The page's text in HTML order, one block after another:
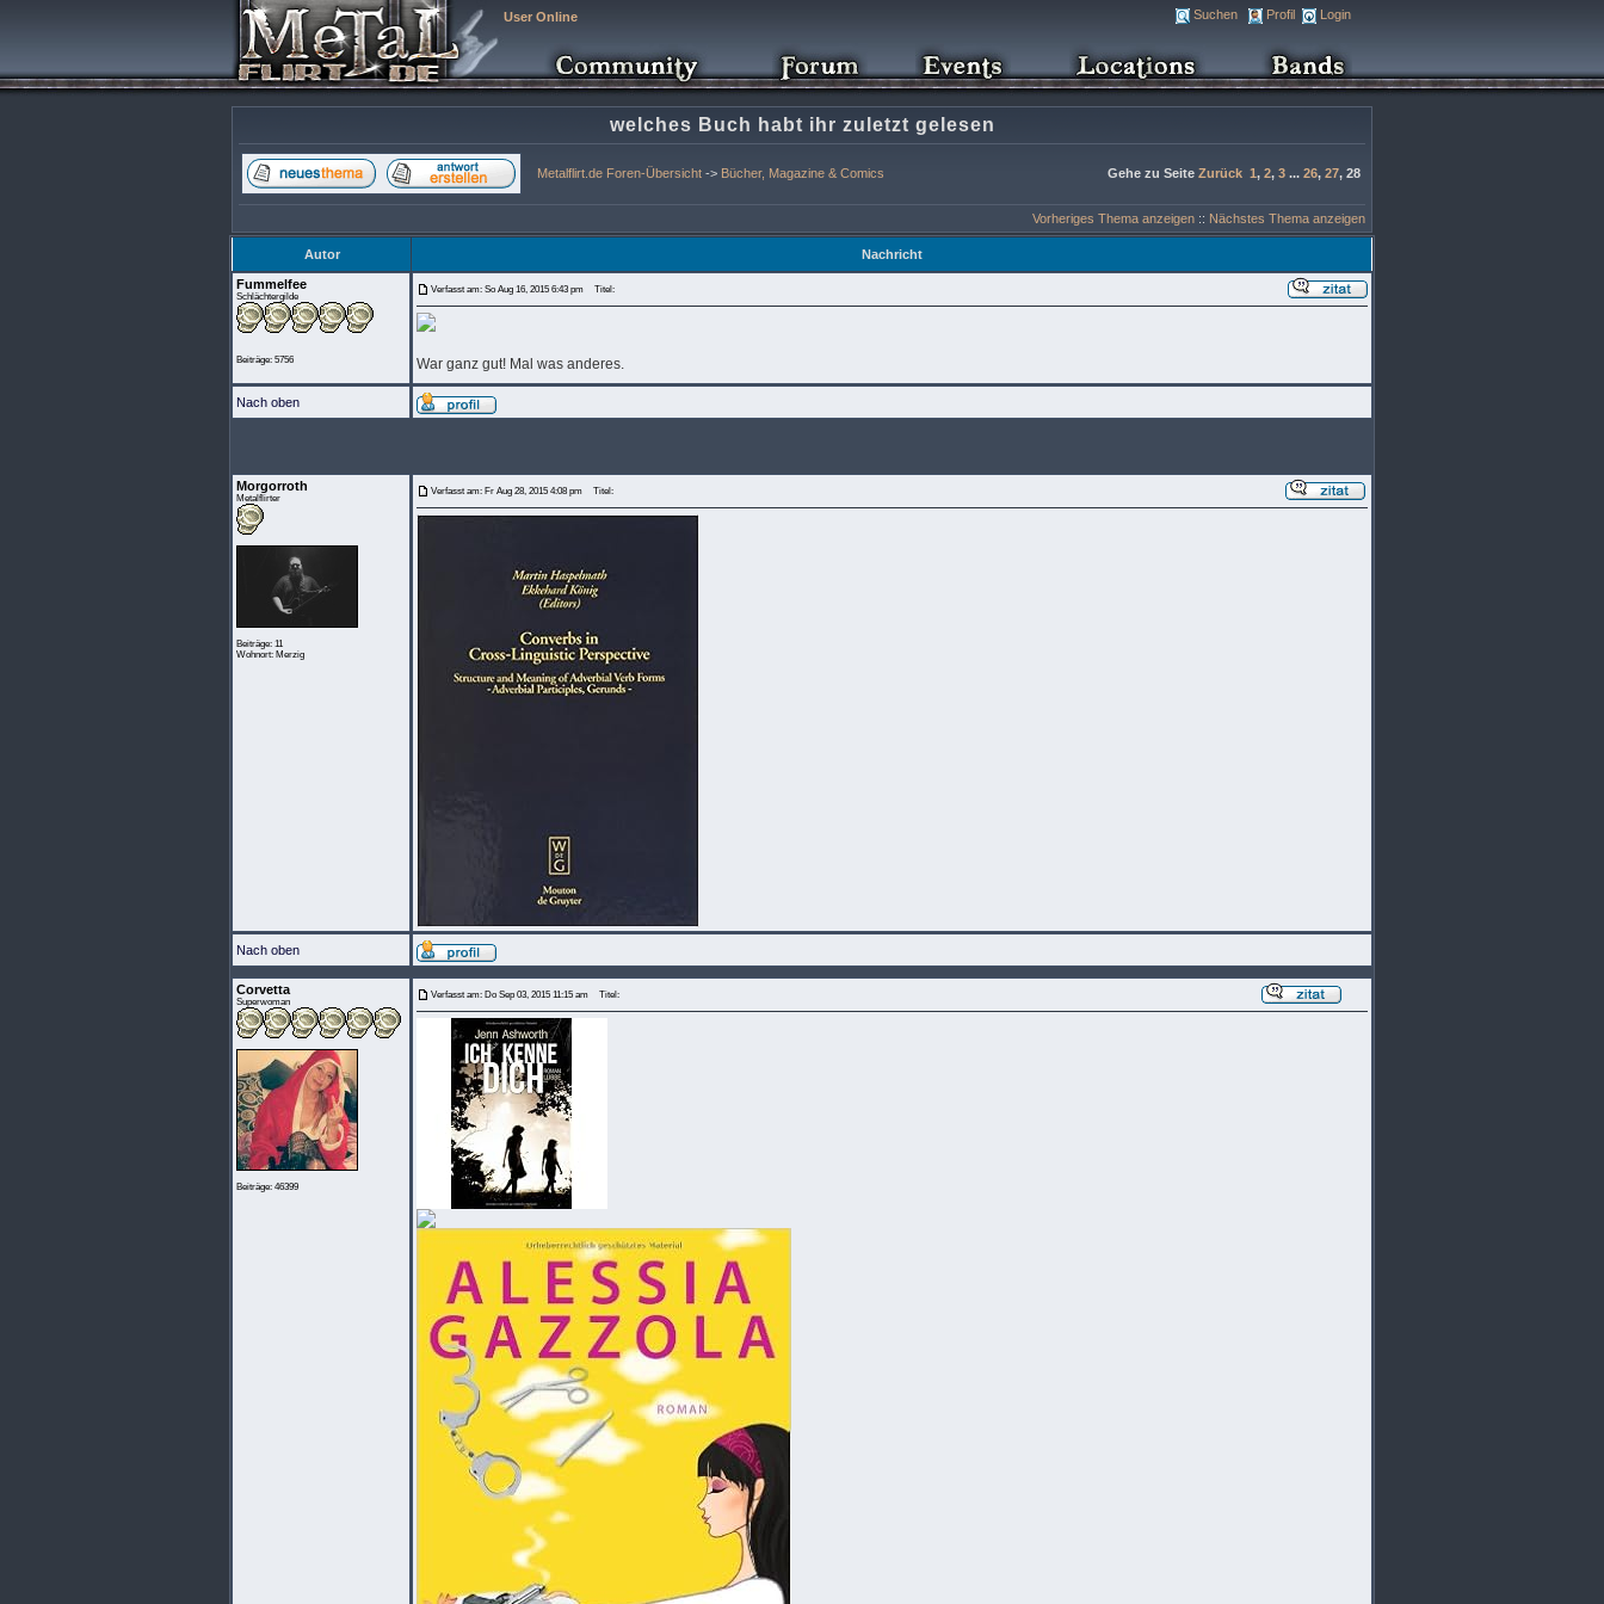
User Online Suchen Profil Login
welches Buch habt ihr zuletzt gelesen
Metalflirt.de Foren-Übersicht -> Bücher, Magazine & Comics Gehe zu Seite Zurück 1, 2, 3 ... 26, 27, 28
Vorheriges Thema anzeigen :: Nächstes Thema anzeigen
Autor Nachricht
Fummelfee
Schlächtergilde
Beiträge: 5756
Verfasst am: So Aug 16, 2015 6:43 pm Titel:
War ganz gut! Mal was anderes.
Nach oben
Morgorroth
Metalflirter
Beiträge: 11
Wohnort: Merzig
Verfasst am: Fr Aug 28, 2015 4:08 pm Titel:
Nach oben
Corvetta
Superwoman
Beiträge: 46399
Verfasst am: Do Sep 03, 2015 11:15 am Titel: